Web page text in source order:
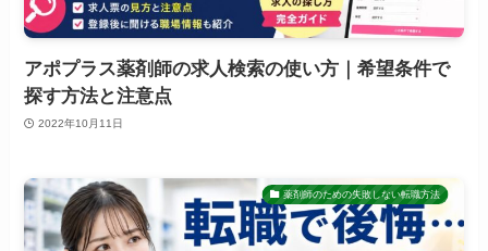
アポプラス薬剤師の求人検索の使い方｜希望条件で
探す方法と注意点
2022年10月11日
薬剤師のための失敗しない転職方法